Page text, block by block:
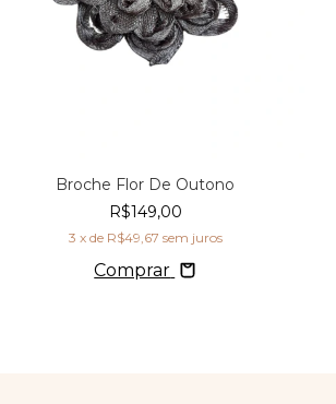
Broche Flor De Outono
R$149,00
3 x de R$49,67 sem juros
Comprar